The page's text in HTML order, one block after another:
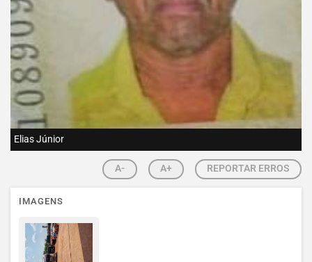
Elias Júnior
A- A+ REPORTAR ERROS
IMAGENS